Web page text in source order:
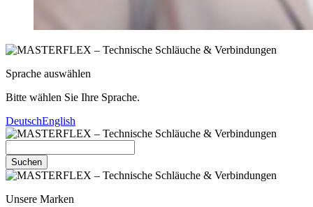
Sprache auswählen
Bitte wählen Sie Ihre Sprache.
DeutschEnglish
Suchen
Unsere Marken